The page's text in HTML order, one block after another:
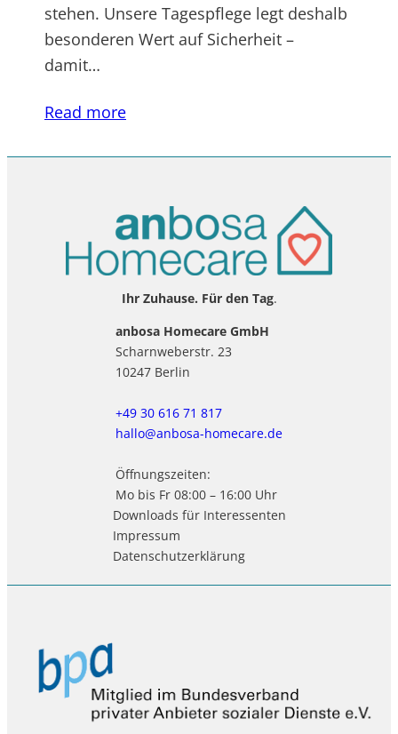
stehen. Unsere Tagespflege legt deshalb
besonderen Wert auf Sicherheit –
damit…
Read more
Ihr Zuhause. Für den Tag.
anbosa Homecare GmbH
Scharnweberstr. 23
10247 Berlin
+49 30 616 71 817
hallo@anbosa-homecare.de
Öffnungszeiten:
Mo bis Fr 08:00 – 16:00 Uhr
Downloads für Interessenten
Impressum
Datenschutzerklärung